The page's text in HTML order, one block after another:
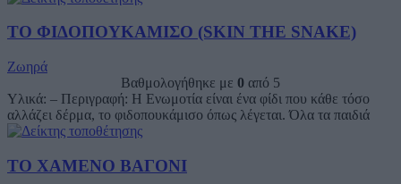
ΤΟ ΦΙΔΟΠΟΥΚΑΜΙΣΟ (SKIN THE SNAKE)
Ζωηρά
Βαθμολογήθηκε με 0 από 5
Υλικά: – Περιγραφή: Η Ενωμοτία είναι ένα φίδι που κάθε τόσο
αλλάζει δέρμα, το φιδοπουκάμισο όπως λέγεται. Όλα τα παιδιά
ΤΟ ΧΑΜΕΝΟ ΒΑΓΟΝΙ